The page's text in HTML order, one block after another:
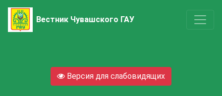
Вестник Чувашского ГАУ
Версия для слабовидящих